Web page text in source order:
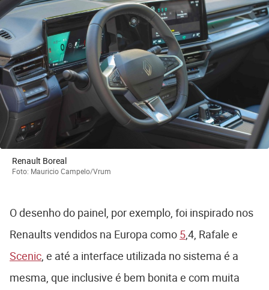
Renault Boreal
Foto: Mauricio Campelo/Vrum
O desenho do painel, por exemplo, foi inspirado nos
Renaults vendidos na Europa como 5,4, Rafale e
Scenic , e até a interface utilizada no sistema é a
mesma, que inclusive é bem bonita e com muita